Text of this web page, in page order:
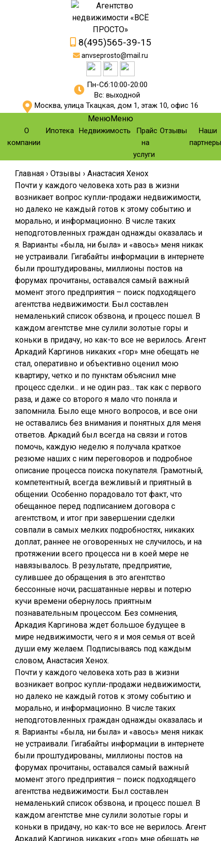
8(495)565-39-15
anvseprosto@mail.ru
Пн-Сб:10:00-20:00
Вс: выходной
Москва, улица Ткацкая, дом 1, этаж 10, офис 16
МенюМеню
О
компании
Ипотека Недвижимость
Прайс
на
услуги
Отзывы
Наши
партнеры
Главная › Отзывы › Анастасия Хенох
Почти у каждого человека хоть раз в жизни
возникает вопрос купли-продажи недвижимости,
но далеко не каждый готов к этому событию и
морально, и информационно. В числе таких
неподготовленных граждан однажды оказалась и
я. Варианты «была, ни была» и «авось» меня никак
не устраивали. Гигабайты информации в интернете
были проштудированы, миллионы постов на
форумах прочитаны, оставался самый важный
момент этого предприятия – поиск подходящего
агентства недвижимости. Был составлен
немаленький список обзвона, и процесс пошел. В
каждом агентстве мне сулили золотые горы и
коньки в придачу, но как-то все не верилось. Агент
Аркадий Каргинов никаких «гор» мне обещать не
стал, оперативно и объективно оценил мою
квартиру, четко и по пунктам объяснил мне
процесс сделки... и не один раз... так как с первого
раза, и даже со второго я мало что поняла и
запомнила. Было еще много вопросов, и все они
не оставались без внимания и понятных для меня
ответов. Аркадий был всегда на связи и готов
помочь, каждую неделю я получала краткое
резюме наших с ним переговоров и подробное
описание процесса поиска покупателя. Грамотный,
компетентный, всегда вежливый и приятный в
общении. Особенно порадовало тот факт, что
обещанное перед подписанием договора с
агентством, и итог при завершении сделки
совпали в самых мелких подробностях, никаких
доплат, раннее не оговоренных не случилось, и на
протяжении всего процесса ни в коей мере не
навязывалось. В результате, предприятие,
сулившее до обращения в это агентство
бессонные ночи, расшатанные нервы и потерю
кучи времени обернулось приятным
познавательным процессом. Без сомнения,
Аркадия Каргинова ждет большое будущее в
мире недвижимости, чего я и моя семья от всей
души ему желаем. Подписываясь под каждым
словом, Анастасия Хенох.
Почти у каждого человека хоть раз в жизни
возникает вопрос купли-продажи недвижимости,
но далеко не каждый готов к этому событию и
морально, и информационно. В числе таких
неподготовленных граждан однажды оказалась и
я. Варианты «была, ни была» и «авось» меня никак
не устраивали. Гигабайты информации в интернете
были проштудированы, миллионы постов на
форумах прочитаны, оставался самый важный
момент этого предприятия – поиск подходящего
агентства недвижимости. Был составлен
немаленький список обзвона, и процесс пошел. В
каждом агентстве мне сулили золотые горы и
коньки в придачу, но как-то все не верилось. Агент
Аркадий Каргинов никаких «гор» мне обещать не